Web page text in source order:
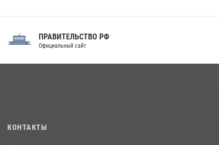
Праздник «Один день с Росгвардией» к 105-летию Центрального
ПРАВИТЕЛЬСТВО РФ
Официальный сайт
КОНТАКТЫ